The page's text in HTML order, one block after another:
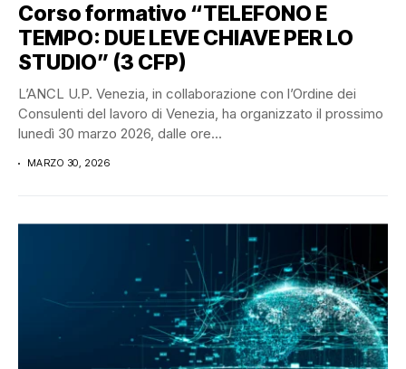
Corso formativo “TELEFONO E
TEMPO: DUE LEVE CHIAVE PER LO
STUDIO” (3 CFP)
L’ANCL U.P. Venezia, in collaborazione con l’Ordine dei
Consulenti del lavoro di Venezia, ha organizzato il prossimo
lunedì 30 marzo 2026, dalle ore...
MARZO 30, 2026